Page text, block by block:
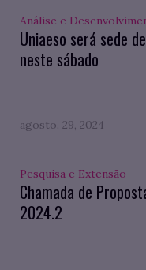
Análise e
Uniaeso será sede
neste sábado
agosto. 29, 2024
Pesquisa e Extensão
Chamada de
2024.2